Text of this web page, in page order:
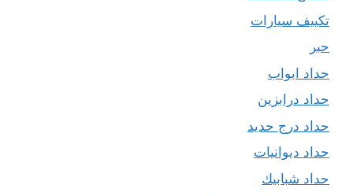
تكييف سيارات
حبر
حداد ابواب
حداد درابزين
حداد درج حديد
حداد ديوانيات
حداد شبابيك